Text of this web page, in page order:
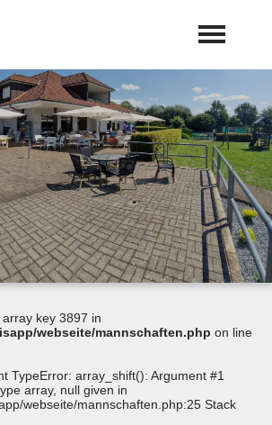
Home
Unser Verein expand_more
Mitglied werden"
Platzbuchung
Unsere Partner expand_more
und Datenschutz
key 3897 in
webseite/mannschaften.php on line
TypeError: array_shift(): Argument #1
array, null given in
webseite/mannschaften.php:25 Stack